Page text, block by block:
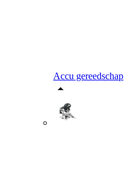
Accu gereedschap